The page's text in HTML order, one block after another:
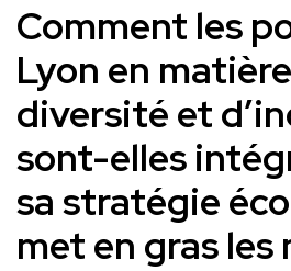
Comment les
Lyon en
diversité et
sont-elles
sa stratégie
met en gras les